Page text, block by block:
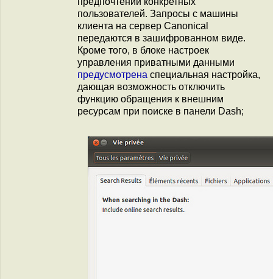
пользователей. Запросы с машины
клиента на сервер Canonical
передаются в зашифрованном виде.
Кроме того, в блоке настроек
управления приватными данными
предусмотрена специальная настройка,
дающая возможность отключить
функцию обращения к внешним
ресурсам при поиске в панели Dash;